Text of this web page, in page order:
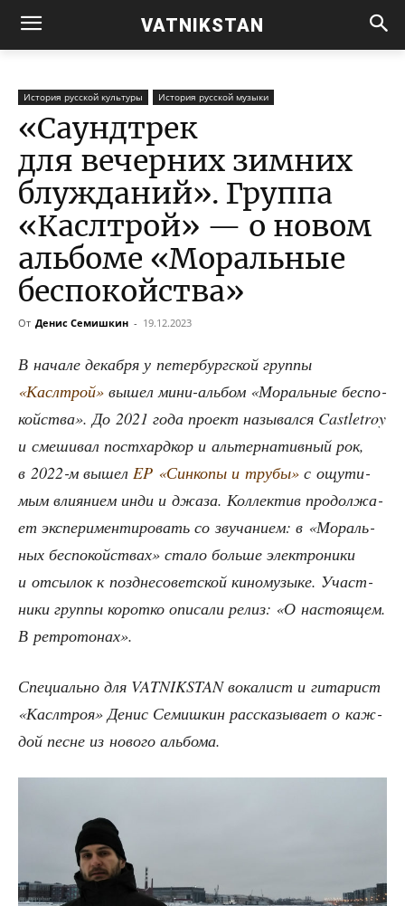
VATNIKSTAN
История русской культуры История русской музыки
«Саундтрек
для вечерних зимних
блужданий». Группа
«Каслтрой» — о новом
альбоме «Моральные
беспокойства»
От Денис Семишкин - 19.12.2023
В нача­ле декаб­ря у петер­бург­ской груп­пы
«Каслтрой» вышел мини-аль­бом «Мораль­ные бес­по­
кой­ства». До 2021 года про­ект назы­вал­ся Castletroy
и сме­ши­вал пост­хард­кор и аль­тер­на­тив­ный рок,
в 2022‑м вышел EP «Син­ко­пы и тру­бы» с ощу­ти­
мым вли­я­ни­ем инди и джа­за. Кол­лек­тив про­дол­жа­
ет экс­пе­ри­мен­ти­ро­вать со зву­ча­ни­ем: в «Мораль­
ных бес­по­кой­ствах» ста­ло боль­ше элек­тро­ни­ки
и отсы­лок к позд­не­со­вет­ской кино­му­зы­ке. Участ­
ни­ки груп­пы корот­ко опи­са­ли релиз: «О насто­я­щем.
В ретротонах».
Спе­ци­аль­но для VATNIKSTAN вока­лист и гита­рист
«Касл­троя» Денис Семиш­кин рас­ска­зы­ва­ет о каж­
дой песне из ново­го альбома.